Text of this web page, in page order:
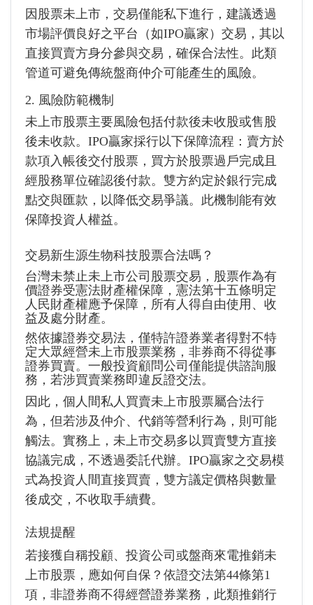
因股票未上市，交易僅能私下進行，建議透過
市場評價良好之平台（如IPO贏家）交易，其以
直接買賣方身分參與交易，確保合法性。此類
管道可避免傳統盤商仲介可能產生的風險。
2. 風險防範機制
未上市股票主要風險包括付款後未收股或售股
後未收款。IPO贏家採行以下保障流程：賣方於
款項入帳後交付股票，買方於股票過戶完成且
經股務單位確認後付款。雙方約定於銀行完成
點交與匯款，以降低交易爭議。此機制能有效
保障投資人權益。
交易新生源生物科技股票合法嗎？
台灣未禁止未上市公司股票交易，股票作為有
價證券受憲法財產權保障，憲法第十五條明定
人民財產權應予保障，所有人得自由使用、收
益及處分財產。
然依據證券交易法，僅特許證券業者得對不特
定大眾經營未上市股票業務，非券商不得從事
證券買賣。一般投資顧問公司僅能提供諮詢服
務，若涉買賣業務即違反證交法。
因此，個人間私人買賣未上市股票屬合法行
為，但若涉及仲介、代銷等營利行為，則可能
觸法。實務上，未上市交易多以買賣雙方直接
協議完成，不透過委託代辦。IPO贏家之交易模
式為投資人間直接買賣，雙方議定價格與數量
後成交，不收取手續費。
法規提醒
若接獲自稱投顧、投資公司或盤商來電推銷未
上市股票，應如何自保？依證交法第44條第1
項，非證券商不得經營證券業務，此類推銷行